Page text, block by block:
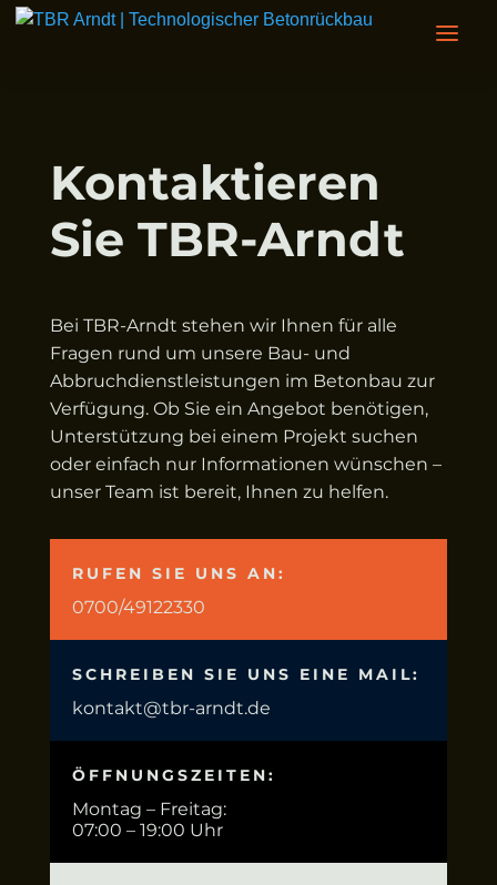
Kontaktieren
Sie TBR-Arndt
Bei TBR-Arndt stehen wir Ihnen für alle
Fragen rund um unsere Bau- und
Abbruchdienstleistungen im Betonbau zur
Verfügung. Ob Sie ein Angebot benötigen,
Unterstützung bei einem Projekt suchen
oder einfach nur Informationen wünschen –
unser Team ist bereit, Ihnen zu helfen.
RUFEN SIE UNS AN:
0700/49122330
SCHREIBEN SIE UNS EINE MAIL:
kontakt@tbr-arndt.de
ÖFFNUNGSZEITEN:
Montag – Freitag:
07:00 – 19:00 Uhr